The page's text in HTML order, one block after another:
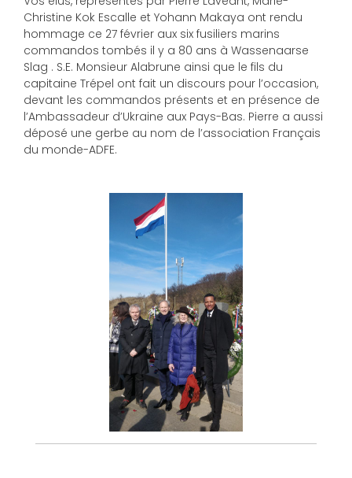
Christine Kok Escalle et Yohann Makaya ont rendu
hommage ce 27 février aux six fusiliers marins
commandos tombés il y a 80 ans à Wassenaarse
Slag . S.E. Monsieur Alabrune ainsi que le fils du
capitaine Trépel ont fait un discours pour l’occasion,
devant les commandos présents et en présence de
l’Ambassadeur d’Ukraine aux Pays-Bas. Pierre a aussi
déposé une gerbe au nom de l’association Français
du monde-ADFE.